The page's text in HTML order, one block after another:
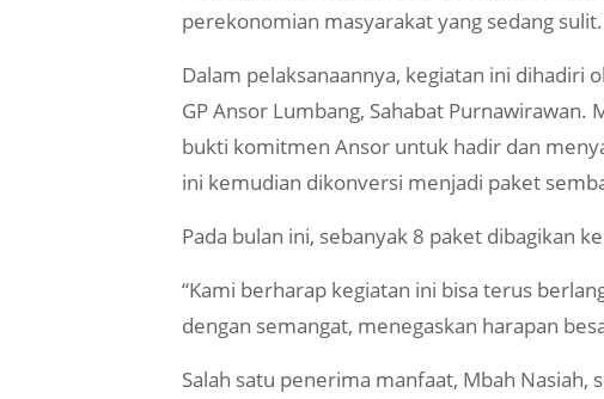
perekonomian masyarakat yang sedang sulit.
Dalam pelaksanaannya, kegiatan ini dihadiri
GP Ansor Lumbang, Sahabat
bukti komitmen Ansor untuk hadir dan
ini kemudian dikonversi menjadi paket
Pada bulan ini, sebanyak 8 paket dibagikan
“Kami berharap kegiatan ini bisa terus
dengan semangat, menegaskan harapan
Salah satu penerima manfaat, Mbah